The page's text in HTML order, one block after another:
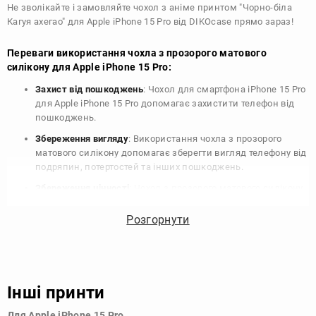
Не зволікайте і замовляйте чохол з аніме принтом "Чорно-біла
Кагуя ахегао" для Apple iPhone 15 Pro від DIKOcase прямо зараз!
Переваги використання чохла з прозорого матового
силікону для Apple iPhone 15 Pro:
Захист від пошкоджень: Чохол для смартфона iPhone 15 Pro
для Apple iPhone 15 Pro допомагає захистити телефон від
пошкоджень.
Збереження вигляду: Використання чохла з прозорого
матового силікону допомагає зберегти вигляд телефону від
подряпин, потертостей та інших пошкоджень.
телефону, що особливо важливо для людей, які планують
стилю та особистому смаку.
Розгорнути
Інші принти